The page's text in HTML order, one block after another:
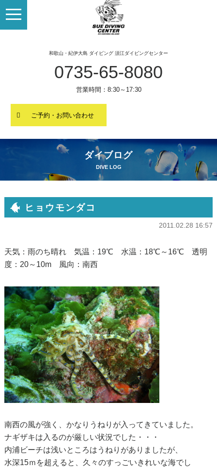
toggle
navigation
和歌山・紀伊大島 ダイビング 須江ダイビングセンター
0735-65-8080
営業時間：8:30～17:30
ご予約・お問い合わせ
ダイブログ
DIVE LOG
ヒョウモンダコ
2011.02.28 16:57
天気：雨のち晴れ 気温：19℃ 水温：18℃～16℃ 透明
度：20～10m 風向：南西
南西の風が強く、かなりうねりが入ってきていました。
ナギザキは入るのが厳しい状況でした・・・
内浦ビーチは浅いところはうねりがありましたが、
水深15ｍを超えると、久々のすっごいきれいな海でし